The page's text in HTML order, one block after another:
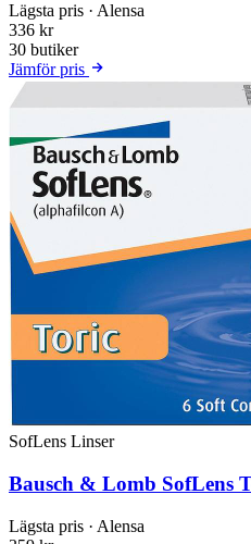
Lägsta pris · Alensa
336 kr
30 butiker
Jämför pris
SofLens Linser
Bausch & Lomb SofLens
Lägsta pris · Alensa